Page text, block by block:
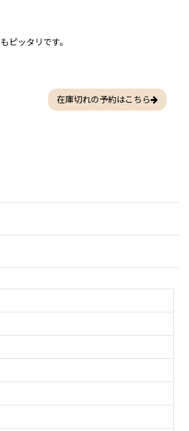
ピッタリです。
在庫切れの予約はこちら